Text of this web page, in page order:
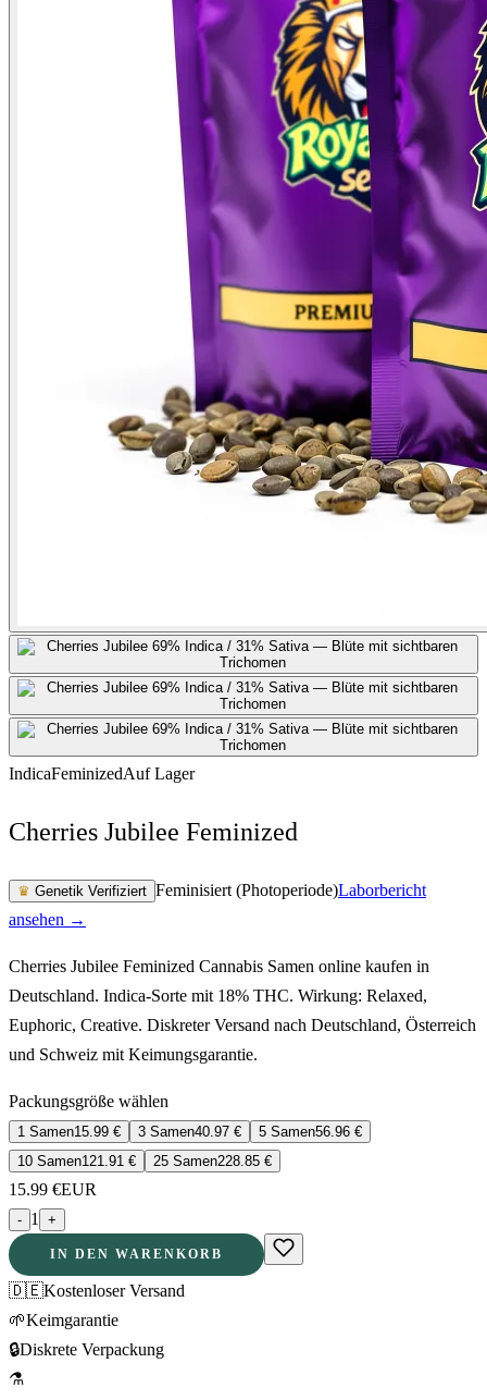
IndicaFeminizedAuf Lager
Cherries Jubilee Feminized
♛ Genetik Verifiziert Feminisiert (Photoperiode)Laborbericht
ansehen →
Cherries Jubilee Feminized Cannabis Samen online kaufen in
Deutschland. Indica-Sorte mit 18% THC. Wirkung: Relaxed,
Euphoric, Creative. Diskreter Versand nach Deutschland, Österreich
und Schweiz mit Keimungsgarantie.
Packungsgröße wählen
1 Samen15.99 € 3 Samen40.97 € 5 Samen56.96 €
10 Samen121.91 € 25 Samen228.85 €
15.99 €EUR
- 1 +
IN DEN WARENKORB
🇩🇪Kostenloser Versand
🌱Keimgarantie
🔒Diskrete Verpackung
⚗